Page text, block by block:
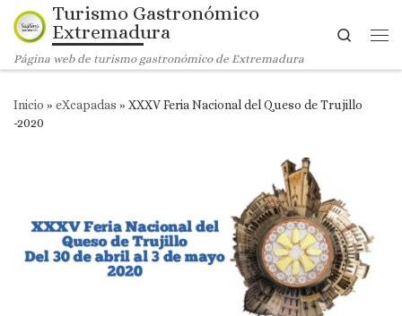
Saltar al contenido
Turismo Gastronómico
Extremadura
Página web de turismo gastronómico de Extremadura
Search
Inicio » eXcapadas » XXXV Feria Nacional del Queso de Trujillo
-2020